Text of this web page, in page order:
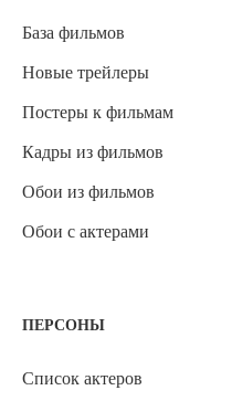
База фильмов
Новые трейлеры
Постеры к фильмам
Кадры из фильмов
Обои из фильмов
Обои с актерами
ПЕРСОНЫ
Список актеров